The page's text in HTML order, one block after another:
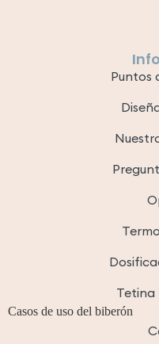
Puntos
Tetina
Casos de uso del biberón